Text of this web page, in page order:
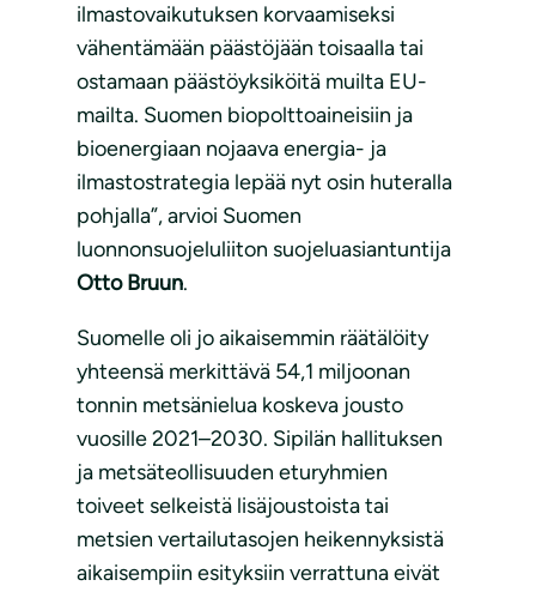
ilmastovaikutuksen korvaamiseksi
vähentämään päästöjään toisaalla tai
ostamaan päästöyksiköitä muilta EU-
mailta. Suomen biopolttoaineisiin ja
bioenergiaan nojaava energia- ja
ilmastostrategia lepää nyt osin huteralla
pohjalla”, arvioi Suomen
luonnonsuojeluliiton suojeluasiantuntija
Otto Bruun.
Suomelle oli jo aikaisemmin räätälöity
yhteensä merkittävä 54,1 miljoonan
tonnin metsänielua koskeva jousto
vuosille 2021–2030. Sipilän hallituksen
ja metsäteollisuuden eturyhmien
toiveet selkeistä lisäjoustoista tai
metsien vertailutasojen heikennyksistä
aikaisempiin esityksiin verrattuna eivät